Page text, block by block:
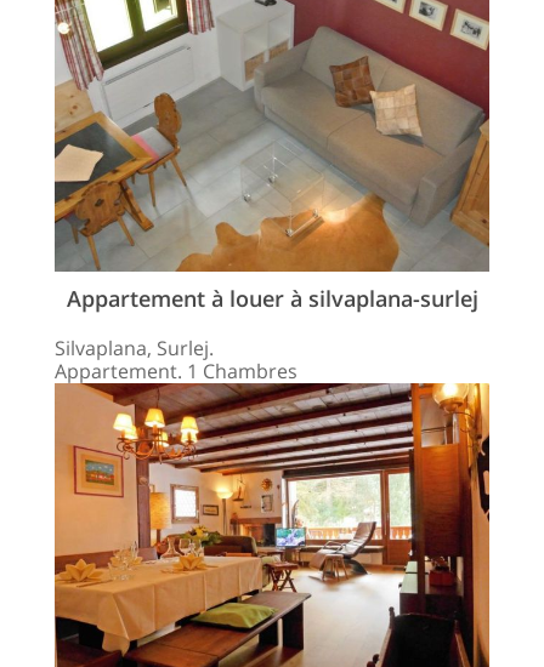
Appartement à louer à silvaplana-surlej
Silvaplana, Surlej.
Appartement. 1 Chambres